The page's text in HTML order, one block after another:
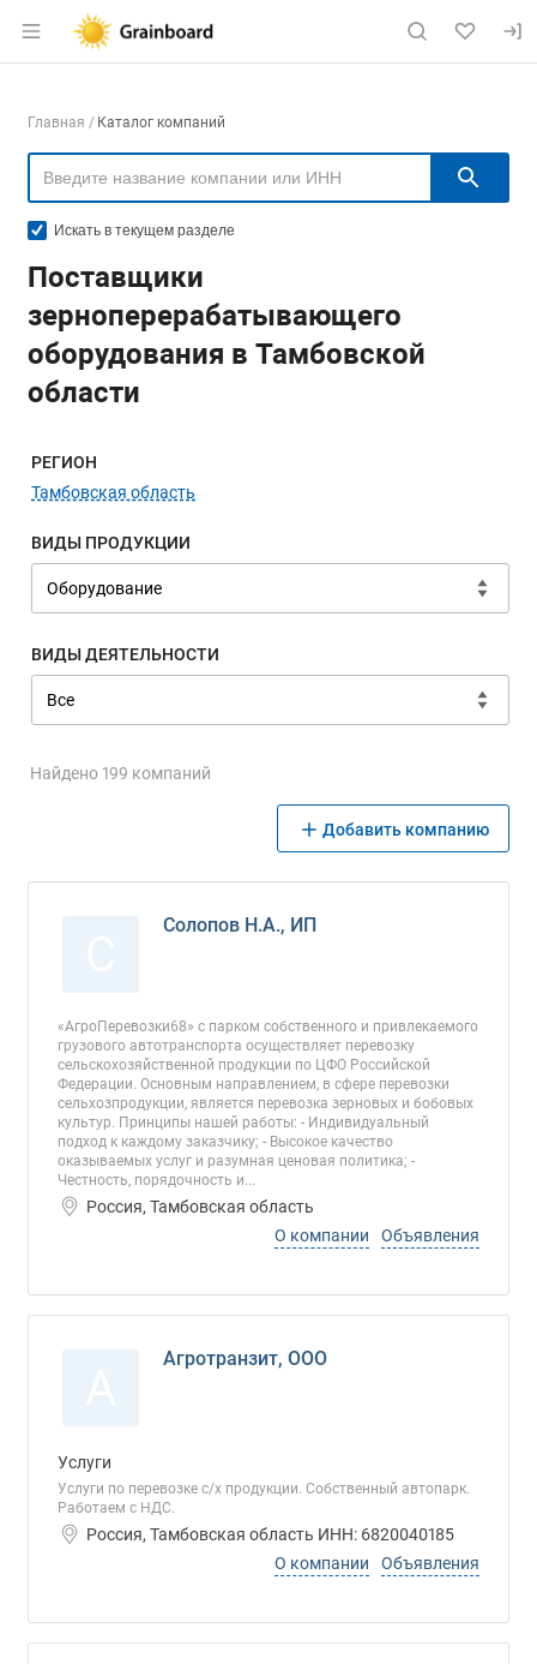
Раздел навигации по сайту
Навигация по компаниям
Главная Каталог компаний
Искать в текущем разделе
Поставщики
зерноперерабатывающего
оборудования в Тамбовской
области
Меню навигации
РЕГИОН
Тамбовская область
ВИДЫ ПРОДУКЦИИ
ВИДЫ ДЕЯТЕЛЬНОСТИ
Найдено 199 компаний
Добавить компанию
Солопов Н.А., ИП
«АгроПеревозки68» с парком собственного и привлекаемого
грузового автотранспорта осуществляет перевозку
сельскохозяйственной продукции по ЦФО Российской
Федерации. Основным направлением, в сфере перевозки
сельхозпродукции, является перевозка зерновых и бобовых
культур. Принципы нашей работы: - Индивидуальный
подход к каждому заказчику; - Высокое качество
оказываемых услуг и разумная ценовая политика; -
Честность, порядочность и...
Россия, Тамбовская область
О компании
Объявления
Агротранзит, ООО
Услуги
Услуги по перевозке с/х продукции. Собственный автопарк.
Работаем с НДС.
Россия, Тамбовская область ИНН: 6820040185
О компании
Объявления